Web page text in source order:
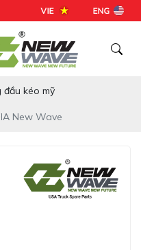
đầu kéo mỹ
New Wave